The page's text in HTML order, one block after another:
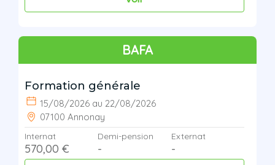
BAFA
Formation générale
15/08/2026 au 22/08/2026
07100 Annonay
Internat
570,00 €
Demi-pension
-
Externat
-